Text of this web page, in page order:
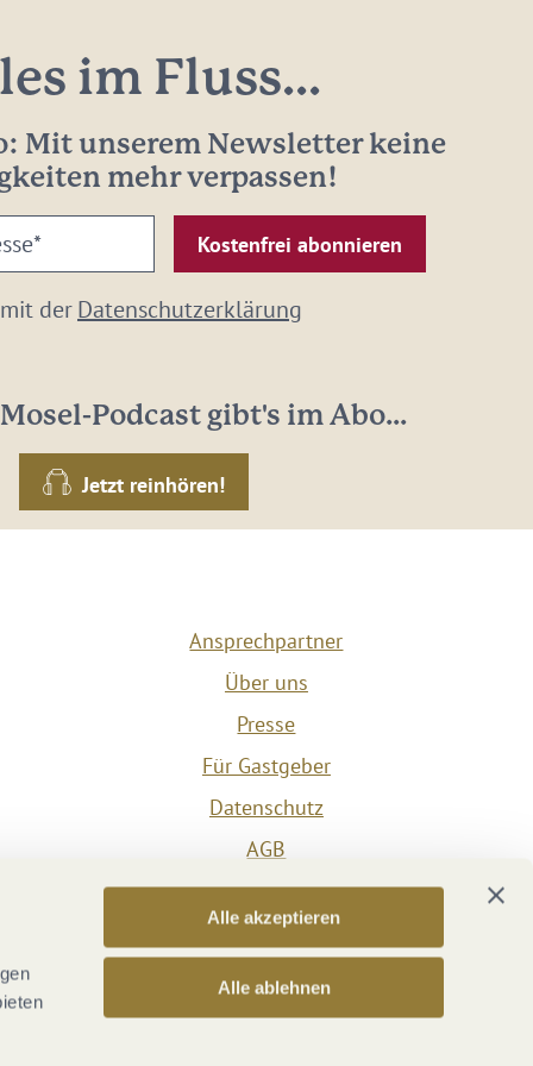
Alle akzeptieren
Alle ablehnen
im Fluss...
Mit unserem Newsletter keine
mehr verpassen!
derDatenschutzerklärung
Podcast gibt's im Abo...
Jetzt reinhören!
Ansprechpartner
Über uns
Presse
Für Gastgeber
Datenschutz
AGB
Impressum
Barrierefreiheit
Vertrag widerrufen
Versicherungsvertrag widerrufen